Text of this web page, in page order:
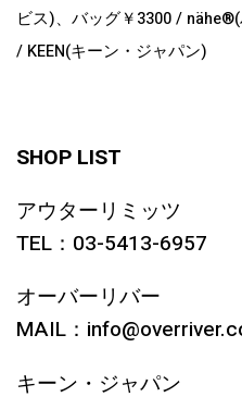
ビス)、バッグ￥3300 /
/ KEEN(キーン・ジャパン)
SHOP LIST
アウターリミッツ
TEL：03-5413-6957
オーバーリバー
MAIL：
キーン・ジャパン